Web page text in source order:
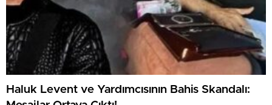
Haluk Levent ve Yardımcısının Bahis Skandalı: